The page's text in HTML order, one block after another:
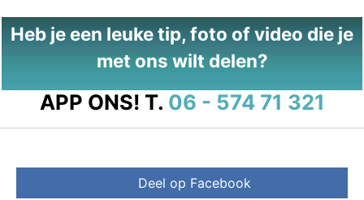
Heb je een leuke tip, foto of video die je
met ons wilt delen?
APP ONS! T. 06 - 574 71 321
Deel op Facebook